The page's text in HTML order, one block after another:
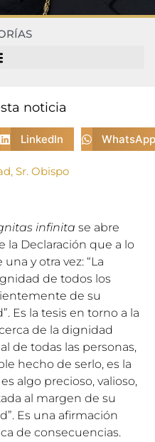
noticia
LinkedIn WhatsApp
, Sr. Obispo
infinita se abre
la Declaración que a lo
y otra vez: “La
de todos los
de su
Es la tesis en torno a la
de la dignidad
de todas las personas,
hecho de serlo, es la
algo precioso, valioso,
al margen de su
Es una afirmación
de consecuencias.